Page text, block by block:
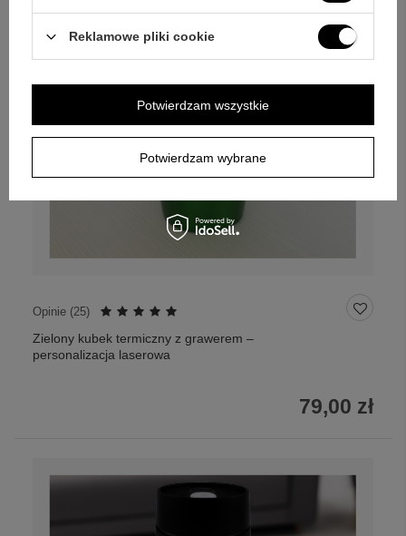
Opinie (25)
Zielony kubek termiczny z grawerem –
personalizacja laserowa
79,00 zł
Reklamowe pliki cookie
Potwierdzam wybrane
Potwierdzam wszystkie